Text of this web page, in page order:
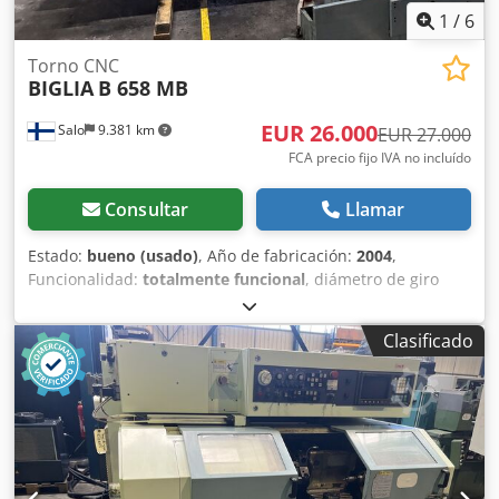
1 / 6
Salo 9.381 km
Torno CNC
BIGLIA B 658 MB
EUR 26.000EUR 27.000
FCA precio fijo IVA no incluído
Consultar Llamar
Estado: bueno (usado), Año de fabricación: 2004,
Funcionalidad: totalmente funcional, diámetro de giro
600 mm
mm, diámetro de giro:490 mm, peso total:6.500 kg, EN
VENTA: Torno CNC de alta calidad Biglia B 658 MB (Año
2004) con herramientas motorizadas + alimentador de
barras KID 70 ¿Busca una máquina fiable y robusta para
trabajos de metal? Se vende torno CNC Biglia B 658 MB en
buen estado y completamente funcional. La máquina está
equipada con herramientas motorizadas, contrapunto
automático, control Fanuc de alta fiabilidad e incluye
Clasificado